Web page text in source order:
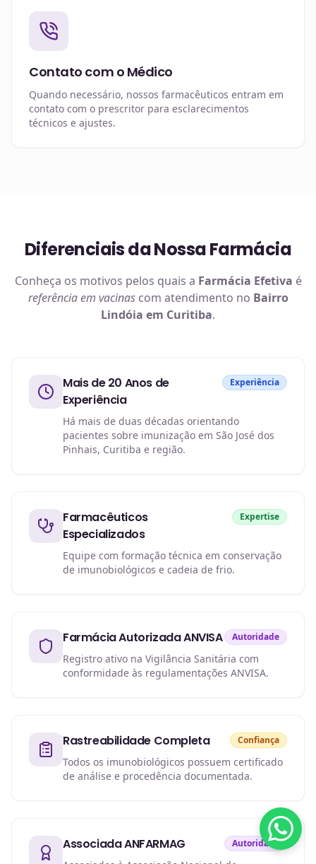
Contato com o Médico
Quando necessário, nossos farmacêuticos entram em
contato com o prescritor para esclarecimentos
técnicos e ajustes.
Diferenciais da Nossa Farmácia
Conheça os motivos pelos quais a Farmácia Efetiva é
referência em vacinascom atendimento no Bairro
Lindóia em Curitiba.
Mais de 20 Anos de
Experiência
Experiência
Há mais de duas décadas orientando
pacientes sobre imunização em São José dos
Pinhais, Curitiba e região.
Farmacêuticos
Especializados
Expertise
Equipe com formação técnica em conservação
de imunobiológicos e cadeia de frio.
Farmácia Autorizada ANVISA Autoridade
Registro ativo na Vigilância Sanitária com
conformidade às regulamentações ANVISA.
Rastreabilidade Completa Confiança
Todos os imunobiológicos possuem certificado
de análise e procedência documentada.
Associada ANFARMAG Autoridade